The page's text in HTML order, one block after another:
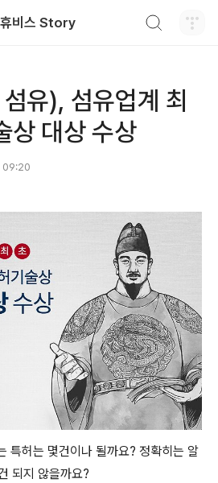
휴비스 Story
유), 섬유업계 최
상 대상 수상
09:20
특허는 몇건이나 될까요? 정확히는 알
되지 않을까요?